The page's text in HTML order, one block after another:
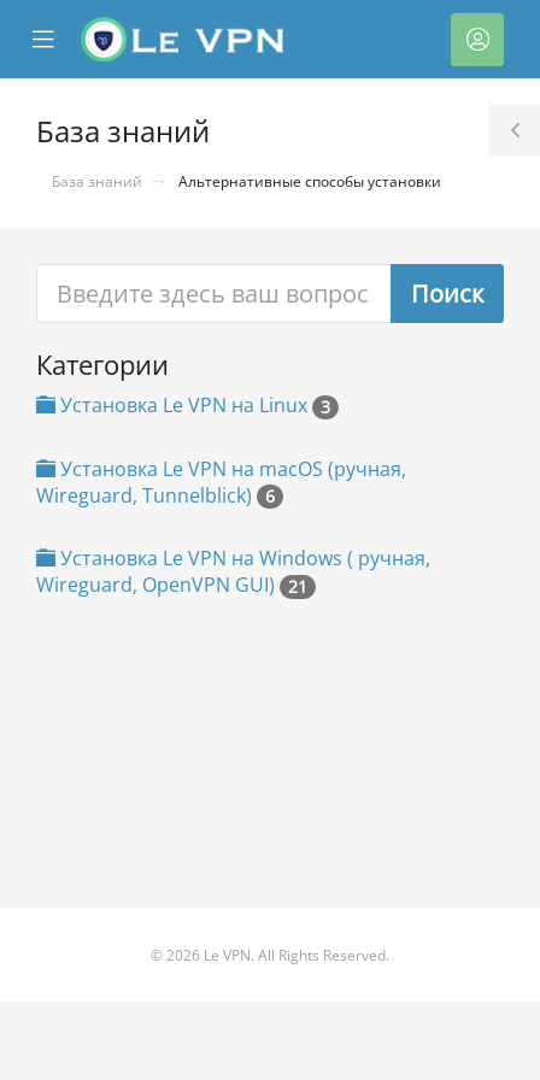
Mobile
Menu
База знаний
База знаний Альтернативные способы установки
Категории
Установка Le VPN на Linux 3
Установка Le VPN на macOS (ручная,
Wireguard, Tunnelblick)
6
Установка Le VPN на Windows ( ручная,
Wireguard, OpenVPN GUI)
21
© 2026 Le VPN. All Rights Reserved.